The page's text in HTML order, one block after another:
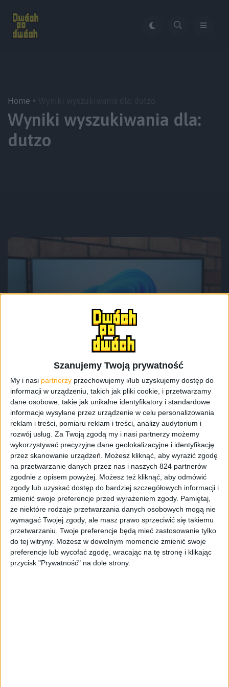
Szanujemy Twoją prywatność
My i nasi partnerzy przechowujemy i/lub uzyskujemy dostęp do
informacji w urządzeniu, takich jak pliki cookie, i przetwarzamy
dane osobowe, takie jak unikalne identyfikatory i standardowe
informacje wysyłane przez urządzenie w celu personalizowania
reklam i treści, pomiaru reklam i treści, analizy audytorium i
rozwój usług. Za Twoją zgodą my i nasi partnerzy możemy
wykorzystywać precyzyjne dane geolokalizacyjne i identyfikację
przez skanowanie urządzeń. Możesz kliknąć, aby wyrazić zgodę
na przetwarzanie danych przez nas i naszych 824 partnerów
zgodnie z opisem powyżej. Możesz też kliknąć, aby odmówić
zgody lub uzyskać dostęp do bardziej szczegółowych informacji i
zmienić swoje preferencje przed wyrażeniem zgody. Pamiętaj,
że niektóre rodzaje przetwarzania danych osobowych mogą nie
wymagać Twojej zgody, ale masz prawo sprzeciwić się takiemu
przetwarzaniu. Twoje preferencje będą mieć zastosowanie tylko
do tej witryny. Możesz w dowolnym momencie zmienić swoje
preferencje lub wycofać zgodę, wracając na tę stronę i klikając
przycisk "Prywatność" na dole strony.
Home
Wyniki wyszukiwania dla:
dutzo
Hardware
Lepszego monitora nie potrzebujesz.
Dutzo G27-PG27QI – recenzja
Recenzje sprzętu Pozostały sprzęt Wyróżnione
Ten fotel ma lepszą regulację niż te w
samochodach. DUTZO Premio – recenzja